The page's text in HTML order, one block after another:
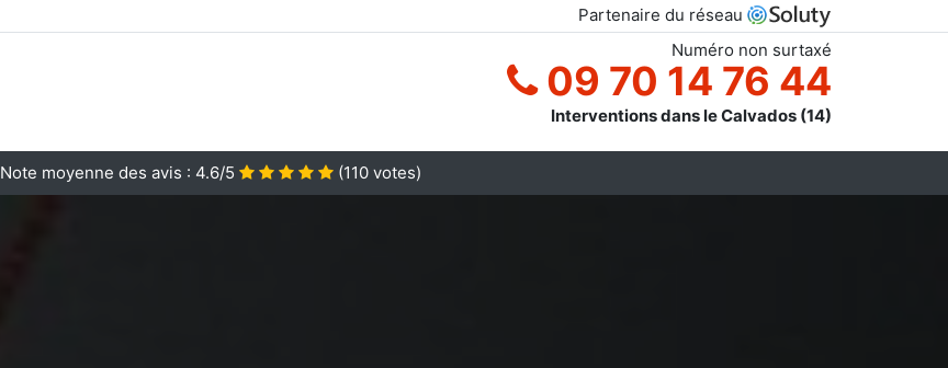
Partenaire du réseau
Numéro non surtaxé
09 70 14 76 44
Interventions dans le Calvados (14)
Note moyenne des avis : 4.6/5 (110 votes)